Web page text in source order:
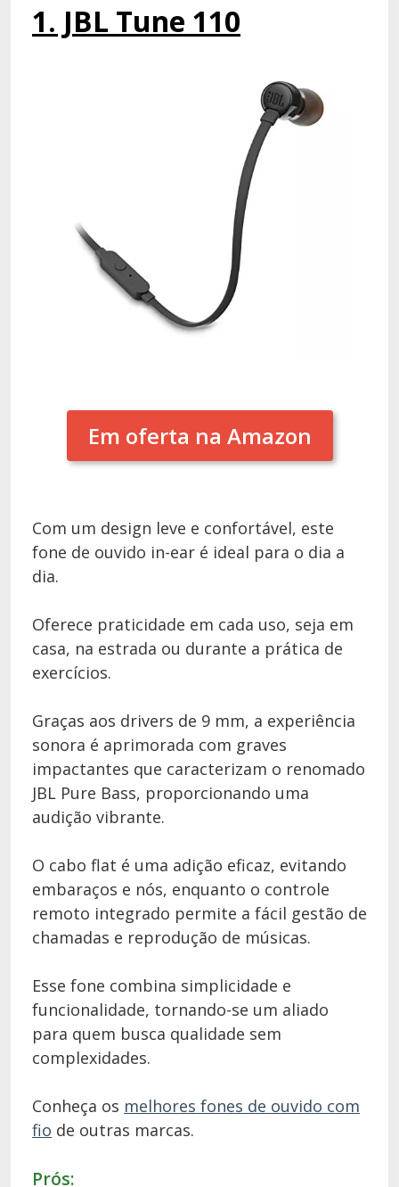
1. JBL Tune 110
Em oferta na Amazon
Com um design leve e confortável, este
fone de ouvido in-ear é ideal para o dia a
dia.
Oferece praticidade em cada uso, seja em
casa, na estrada ou durante a prática de
exercícios.
Graças aos drivers de 9 mm, a experiência
sonora é aprimorada com graves
impactantes que caracterizam o renomado
JBL Pure Bass, proporcionando uma
audição vibrante.
O cabo flat é uma adição eficaz, evitando
embaraços e nós, enquanto o controle
remoto integrado permite a fácil gestão de
chamadas e reprodução de músicas.
Esse fone combina simplicidade e
funcionalidade, tornando-se um aliado
para quem busca qualidade sem
complexidades.
Conheça os melhores fones de ouvido com
fio de outras marcas.
Prós: